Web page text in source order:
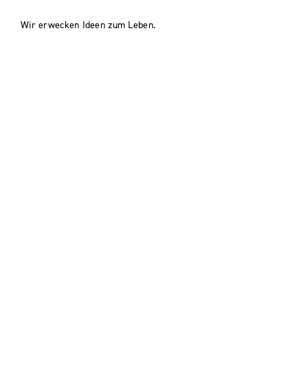
Wir erwecken Ideen zum Leben.